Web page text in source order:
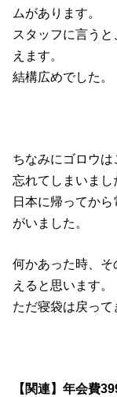
ムがあります。
スタッフに言う
えます。
結構広めでした。
ちなみにゴロウ
忘れてしまいまし
日本に帰ってか
がいました。
何かあった時、
えると思います。
ただ寝袋は戻って
【関連】年会費